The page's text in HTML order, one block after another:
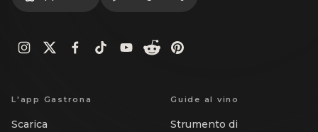
L'app Gastrona
Scarica
Guide al vino
Strumento di